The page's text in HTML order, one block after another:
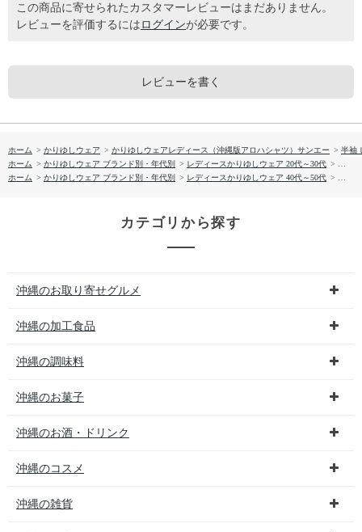
この商品に寄せられたカスタマーレビューはまだありません。
レビューを評価するには ログインが必要です。
レビューを書く
ホーム > かりゆしウェア > かりゆしウェアレディース（沖縄版アロハシャツ）サンエー > 半袖
ホーム > かりゆしウェア ブランド別・年代別 > レディースかりゆしウェア 20代～30代
ホーム > かりゆしウェア ブランド別・年代別 > レディースかりゆしウェア 40代～50代
カテゴリから探す
沖縄のお取り寄せグルメ
沖縄の加工食品
沖縄の調味料
沖縄のお菓子
沖縄のお酒・ドリンク
沖縄のコスメ
沖縄の雑貨